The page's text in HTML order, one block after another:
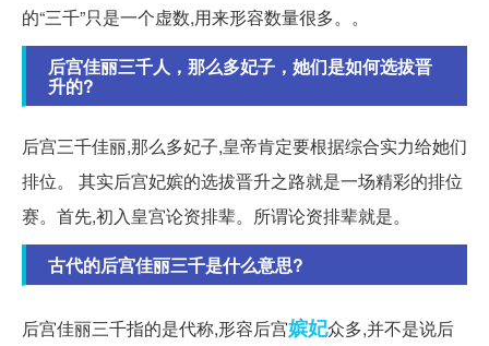
的“三千”只是一个虚数,用来形容数量很多。。
后宫佳丽三千人，那么多妃子，她们是如何选拔晋
升的?
后宫三千佳丽,那么多妃子,皇帝肯定要根据综合实力给她们
排位。 其实后宫妃嫔的选拔晋升之路就是一场精彩的排位
赛。首先,初入皇宫论资排辈。所谓论资排辈就是。
古代的后宫佳丽三千是什么意思?
后宫佳丽三千指的是代称,形容后宫嫔妃众多,并不是说后